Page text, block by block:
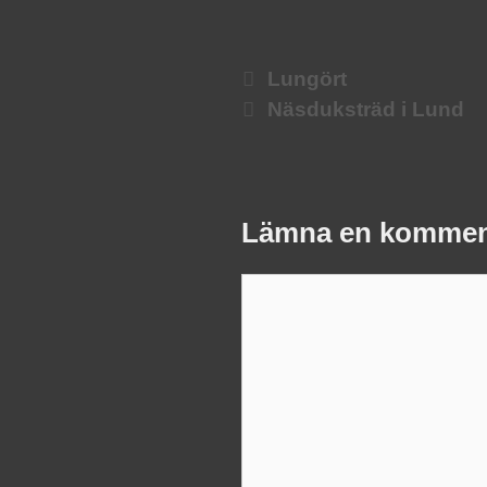
Lungört
Näsduksträd i Lund
Lämna en